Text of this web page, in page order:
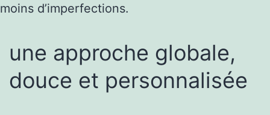
moins d’imperfections.
une approche globale,
douce et personnalisée